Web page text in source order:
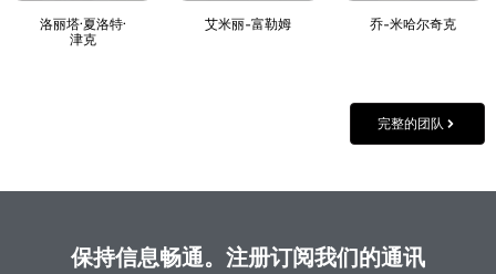
洛丽塔·夏洛特·
津克
艾米丽-富勒姆 乔-米哈尔奇克
完整的团队
保持信息畅通。注册订阅我们的通讯